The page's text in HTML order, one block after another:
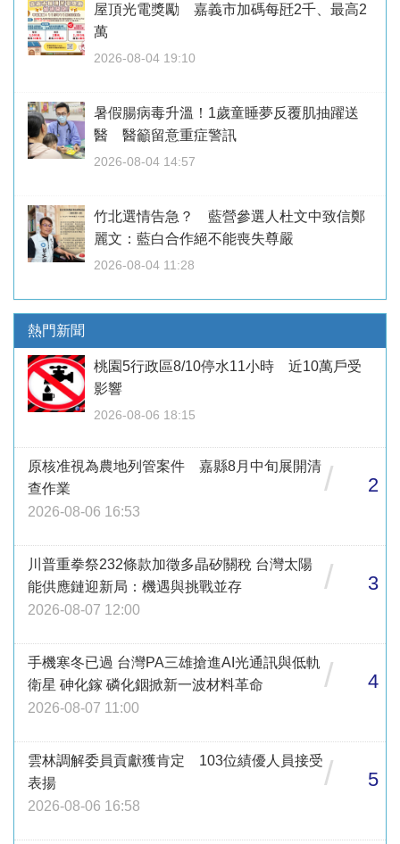
屋頂光電獎勵 嘉義市加碼每瓩2千、最高2
萬
2026-08-04 19:10
暑假腸病毒升溫！1歲童睡夢反覆肌抽躍送
醫 醫籲留意重症警訊
2026-08-04 14:57
竹北選情告急？ 藍營參選人杜文中致信鄭
麗文：藍白合作絕不能喪失尊嚴
2026-08-04 11:28
熱門新聞
桃園5行政區8/10停水11小時 近10萬戶受
影響
2026-08-06 18:15
原核准視為農地列管案件 嘉縣8月中旬展開清
查作業
2026-08-06 16:53
/ 2
川普重拳祭232條款加徵多晶矽關稅 台灣太陽
能供應鏈迎新局：機遇與挑戰並存
2026-08-07 12:00
/ 3
手機寒冬已過 台灣PA三雄搶進AI光通訊與低軌
衛星 砷化鎵 磷化銦掀新一波材料革命
2026-08-07 11:00
/ 4
雲林調解委員貢獻獲肯定 103位績優人員接受
表揚
2026-08-06 16:58
/ 5